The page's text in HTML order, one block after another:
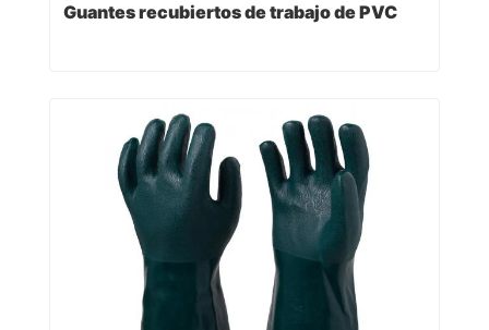
Guantes recubiertos de trabajo de PVC